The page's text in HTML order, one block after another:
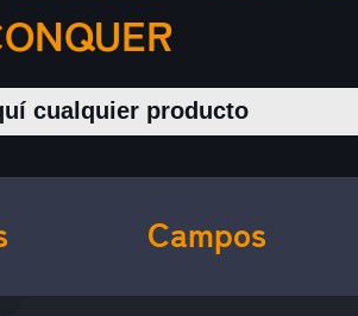
Buscar productos
Campos